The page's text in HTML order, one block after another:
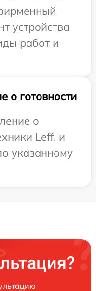
устройства
работ и
о готовности
о
Leff, и
указанному